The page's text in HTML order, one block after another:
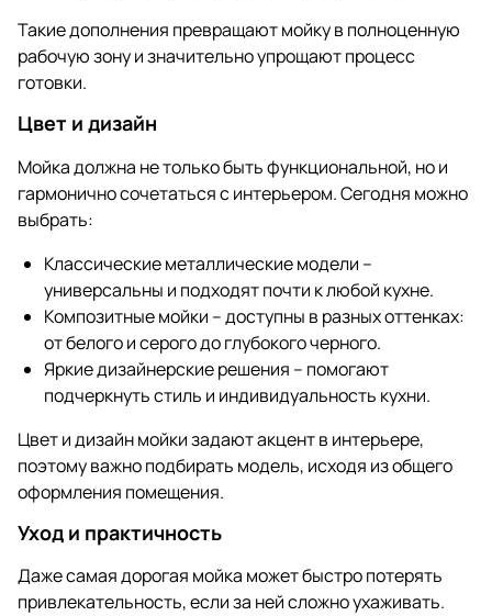
Такие дополнения превращают мойку в полноценную
рабочую зону и значительно упрощают процесс
готовки.
Цвет и дизайн
Мойка должна не только быть функциональной, но и
гармонично сочетаться с интерьером. Сегодня можно
выбрать:
Классические металлические модели –
универсальны и подходят почти к любой кухне.
Композитные мойки – доступны в разных оттенках:
от белого и серого до глубокого черного.
Яркие дизайнерские решения – помогают
подчеркнуть стиль и индивидуальность кухни.
Цвет и дизайн мойки задают акцент в интерьере,
поэтому важно подбирать модель, исходя из общего
оформления помещения.
Уход и практичность
Даже самая дорогая мойка может быстро потерять
привлекательность, если за ней сложно ухаживать.